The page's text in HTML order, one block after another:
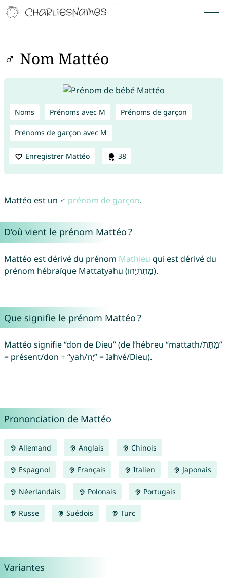
♂ Nom Mattéo
Noms Prénoms avec M Prénoms de garçon
Prénoms de garçon avec M
Enregistrer Mattéo 38
Mattéo est un ♂ prénom de garçon.
D’où vient le prénom Mattéo ?
Mattéo est dérivé du prénom Mathieu qui est dérivé du
prénom hébraïque Mattatyahu (מַתִּתְיָהוּ).
Que signifie le prénom Mattéo ?
Mattéo signifie “don de Dieu” (de l’hébreu “mattath/מַתָּת”
= présent/don + “yah/יָה” = Iahvé/Dieu).
Prononciation de Mattéo
Allemand Anglais Chinois
Espagnol Français Italien Japonais
Néerlandais Polonais Portugais
Russe Suédois Turc
Variantes